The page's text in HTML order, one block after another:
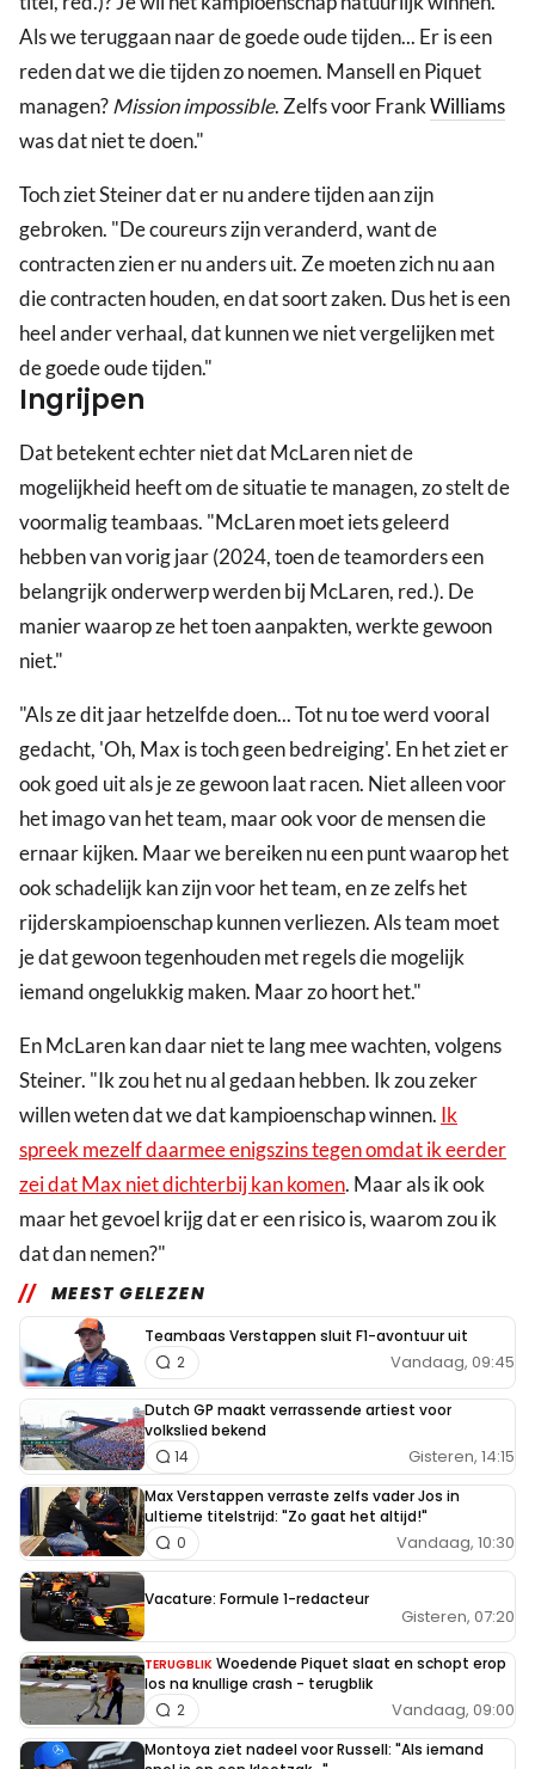
Als we teruggaan naar de goede oude tijden... Er is een
reden dat we die tijden zo noemen. Mansell en Piquet
managen?Mission impossible. Zelfs voor FrankWilliams
was dat niet te doen."
Toch ziet Steiner dat er nu andere tijden aan zijn
gebroken. "De coureurs zijn veranderd, want de
contracten zien er nu anders uit. Ze moeten zich nu aan
die contracten houden, en dat soort zaken. Dus het is een
heel ander verhaal, dat kunnen we niet vergelijken met
de goede oude tijden."
Ingrijpen
Dat betekent echter niet dat McLaren niet de
mogelijkheid heeft om de situatie te managen, zo stelt de
voormalig teambaas. "McLaren moet iets geleerd
hebben van vorig jaar (2024, toen de teamorders een
belangrijk onderwerp werden bij McLaren, red.). De
manier waarop ze het toen aanpakten, werkte gewoon
niet."
"Als ze dit jaar hetzelfde doen... Tot nu toe werd vooral
gedacht, 'Oh, Max is toch geen bedreiging'. En het ziet er
ook goed uit als je ze gewoon laat racen. Niet alleen voor
het imago van het team, maar ook voor de mensen die
ernaar kijken. Maar we bereiken nu een punt waarop het
ook schadelijk kan zijn voor het team, en ze zelfs het
rijderskampioenschap kunnen verliezen. Als team moet
je dat gewoon tegenhouden met regels die mogelijk
iemand ongelukkig maken. Maar zo hoort het."
En McLaren kan daar niet te lang mee wachten, volgens
Steiner. "Ik zou het nu al gedaan hebben. Ik zou zeker
willen weten dat we dat kampioenschap winnen. Ik
spreek mezelf daarmee enigszins tegen omdat ik eerder
zei dat Max niet dichterbij kan komen. Maar als ik ook
maar het gevoel krijg dat er een risico is, waarom zou ik
dat dan nemen?"
MEEST GELEZEN
Teambaas Verstappen sluit F1-avontuur uit
Vandaag, 09:45
2
Dutch GP maakt verrassende artiest voor
volkslied bekend
Gisteren, 14:15
14
Max Verstappen verraste zelfs vader Jos in
ultieme titelstrijd: "Zo gaat het altijd!"
Vandaag, 10:30
0
Vacature: Formule 1-redacteur
Gisteren, 07:20
TERUGBLIK Woedende Piquet slaat en schopt erop
los na knullige crash - terugblik
Vandaag, 09:00
2
Montoya ziet nadeel voor Russell: "Als iemand